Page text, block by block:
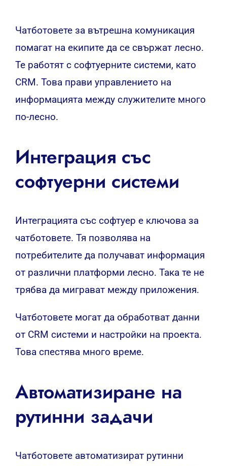
Чатботовете за вътрешна комуникация
помагат на екипите да се свържат лесно.
Те работят с софтуерните системи, като
CRM. Това прави управлението на
информацията между служителите много
по-лесно.
Интеграция със
софтуерни системи
Интеграцията със софтуер е ключова за
чатботовете. Тя позволява на
потребителите да получават информация
от различни платформи лесно. Така те не
трябва да миграват между приложения.
Чатботовете могат да обработват данни
от CRM системи и настройки на проекта.
Това спестява много време.
Автоматизиране на
рутинни задачи
Чатботовете автоматизират рутинни